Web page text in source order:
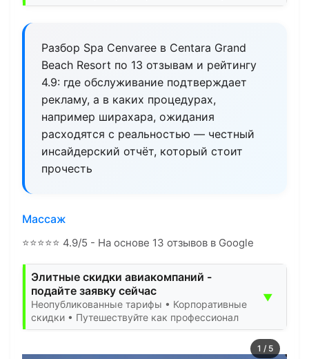
Разбор Spa Cenvaree в Centara Grand
Beach Resort по 13 отзывам и рейтингу
4.9: где обслуживание подтверждает
рекламу, а в каких процедурах,
например ширахара, ожидания
расходятся с реальностью — честный
инсайдерский отчёт, который стоит
прочесть
Массаж
⭐⭐⭐⭐⭐ 4.9/5 - На основе 13 отзывов в Google
Элитные скидки авиакомпаний -
подайте заявку сейчас
Неопубликованные тарифы • Корпоративные
скидки • Путешествуйте как профессионал
▼
1 / 5